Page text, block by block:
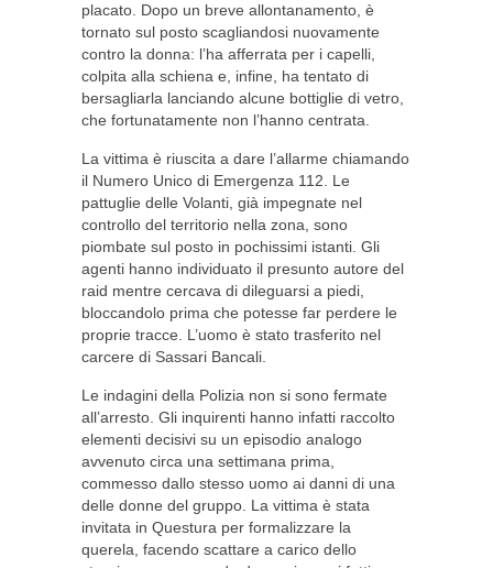
placato. Dopo un breve allontanamento, è
tornato sul posto scagliandosi nuovamente
contro la donna: l’ha afferrata per i capelli,
colpita alla schiena e, infine, ha tentato di
bersagliarla lanciando alcune bottiglie di vetro,
che fortunatamente non l’hanno centrata.
La vittima è riuscita a dare l’allarme chiamando
il Numero Unico di Emergenza 112. Le
pattuglie delle Volanti, già impegnate nel
controllo del territorio nella zona, sono
piombate sul posto in pochissimi istanti. Gli
agenti hanno individuato il presunto autore del
raid mentre cercava di dileguarsi a piedi,
bloccandolo prima che potesse far perdere le
proprie tracce. L’uomo è stato trasferito nel
carcere di Sassari Bancali.
Le indagini della Polizia non si sono fermate
all’arresto. Gli inquirenti hanno infatti raccolto
elementi decisivi su un episodio analogo
avvenuto circa una settimana prima,
commesso dallo stesso uomo ai danni di una
delle donne del gruppo. La vittima è stata
invitata in Questura per formalizzare la
querela, facendo scattare a carico dello